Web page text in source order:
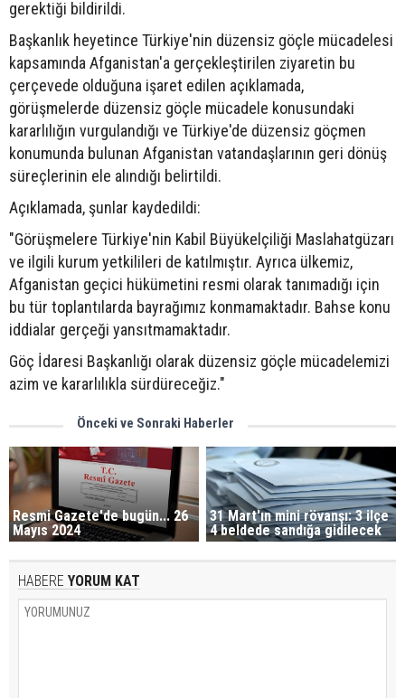
gerektiği bildirildi.
Başkanlık heyetince Türkiye'nin düzensiz göçle mücadelesi
kapsamında Afganistan'a gerçekleştirilen ziyaretin bu
çerçevede olduğuna işaret edilen açıklamada,
görüşmelerde düzensiz göçle mücadele konusundaki
kararlılığın vurgulandığı ve Türkiye'de düzensiz göçmen
konumunda bulunan Afganistan vatandaşlarının geri dönüş
süreçlerinin ele alındığı belirtildi.
Açıklamada, şunlar kaydedildi:
"Görüşmelere Türkiye'nin Kabil Büyükelçiliği Maslahatgüzarı
ve ilgili kurum yetkilileri de katılmıştır. Ayrıca ülkemiz,
Afganistan geçici hükümetini resmi olarak tanımadığı için
bu tür toplantılarda bayrağımız konmamaktadır. Bahse konu
iddialar gerçeği yansıtmamaktadır.
Göç İdaresi Başkanlığı olarak düzensiz göçle mücadelemizi
azim ve kararlılıkla sürdüreceğiz."
Önceki ve Sonraki Haberler
Resmi Gazete'de bugün... 26
Mayıs 2024
31 Mart'ın mini rövanşı: 3 ilçe
4 beldede sandığa gidilecek
HABERE YORUM KAT